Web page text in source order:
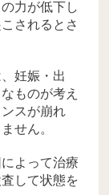
力が低下し
されるとさ
妊娠・出
ものが考え
スが崩れ
せん。
よって治療
して状態を